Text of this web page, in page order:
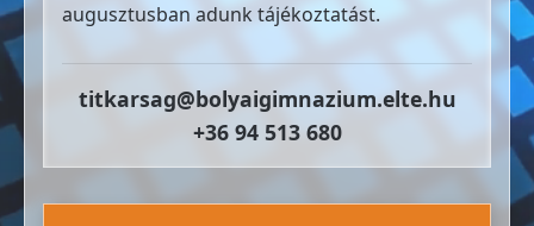
augusztusban adunk tájékoztatást.
titkarsag@bolyaigimnazium.elte.hu
+36 94 513 680